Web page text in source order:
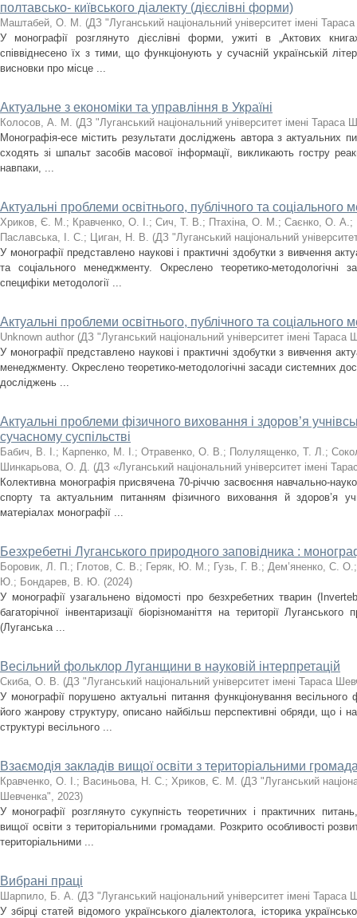
полтавсько- київського діалекту (дієслівні форми)
Маштабей, О. М. (ДЗ "Луганський національний університет імені
У монографії розглянуто дієслівні форми, ужиті в „Актових
співвіднесено їх з тими, що функціонують у сучасній українській
висновки про місце ...
Актуальне з економіки та управління в Україні
Колосов, А. М. (ДЗ "Луганський національний університет імені Тараса
Монографія-есе містить результати досліджень автора з актуальних
сходять зі шпальт засобів масової інформації, викликають гостру
навпаки, ...
Актуальні проблеми освітнього, публічного та соціального
Хриков, Є. М.; Кравченко, О. І.; Сич, Т. В.; Птахіна, О. М.; Саєнко, О. А.;
Паславська, І. С.; Циган, Н. В. (ДЗ "Луганський національний
У монографії представлено наукові і практичні здобутки з вивчення
та соціального менеджменту. Окреслено теоретико-
специфіки методології ...
Актуальні проблеми освітнього, публічного та соціального
Unknown author (ДЗ "Луганський національний університет імені Тараса
У монографії представлено наукові і практичні здобутки з вивчення
менеджменту. Окреслено теоретико-методологічні засади системних
досліджень ...
Актуальні проблеми фізичного виховання і здоров’я
сучасному суспільстві
Бабич, В. І.; Карпенко, М. І.; Отравенко, О. В.; Полулященко, Т. Л.;
Шинкарьова, О. Д. (ДЗ «Луганський національний університет імені
Колективна монографія присвячена 70-річчю засвоєння навчально-
спорту та актуальним питанням фізичного виховання й здоров’я
матеріалах монографії ...
Безхребетні Луганського природного заповідника :
Боровик, Л. П.; Глотов, С. В.; Геряк, Ю. М.; Гузь, Г. В.; Дем’яненко, С. О.
Ю.; Бондарев, В. Ю. (2024)
У монографії узагальнено відомості про безхребетних тварин
багаторічної інвентаризації біорізноманіття на території
(Луганська ...
Весільний фольклор Луганщини в науковій інтерпретацій
Скиба, О. В. (ДЗ "Луганський національний університет імені Тараса
У монографії порушено актуальні питання функціонування
його жанрову структуру, описано найбільш перспективні обряди, що і
структурі весільного ...
Взаємодія закладів вищої освіти з територіальними
Кравченко, О. І.; Васиньова, Н. С.; Хриков, Є. М. (ДЗ "Луганський
Шевченка", 2023)
У монографії розглянуто сукупність теоретичних і практичних
вищої освіти з територіальними громадами. Розкрито особливості
територіальними ...
Вибрані праці
Шарпило, Б. А. (ДЗ "Луганський національний університет імені Тараса
У збірці статей відомого українського діалектолога, історика